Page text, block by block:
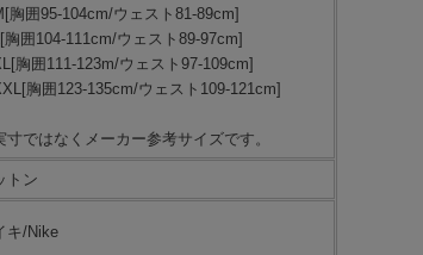
胸囲95-104cm/ウェスト81-89cm]
囲104-111cm/ウェスト89-97cm]
胸囲111-123m/ウェスト97-109cm]
胸囲123-135cm/ウェスト109-121cm]
ではなくメーカー参考サイズです。
トン
キ/Nike